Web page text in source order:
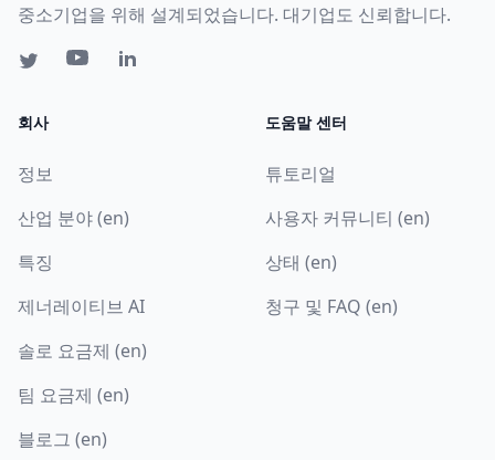
중소기업을 위해 설계되었습니다. 대기업도 신뢰합니다.
회사
정보
산업 분야 (en)
특징
제너레이티브 AI
솔로 요금제 (en)
팀 요금제 (en)
블로그 (en)
도움말 센터
튜토리얼
사용자 커뮤니티 (en)
상태 (en)
청구 및 FAQ (en)